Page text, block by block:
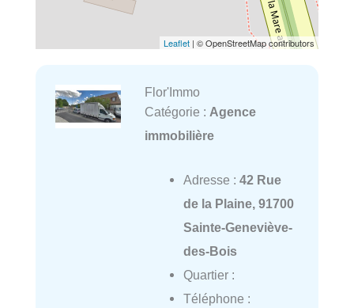
Leaflet | © OpenStreetMap contributors
Flor'Immo
Catégorie : Agence
immobilière
Adresse : 42 Rue
de la Plaine, 91700
Sainte-Geneviève-
des-Bois
Quartier :
Téléphone :